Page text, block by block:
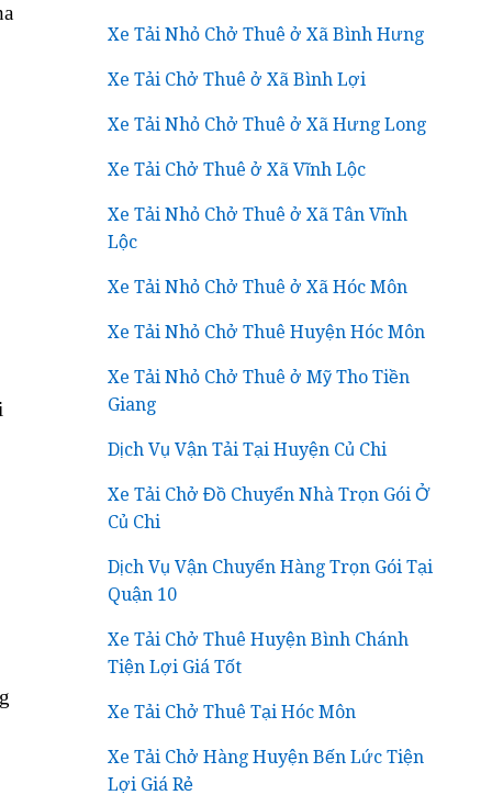
Xe Tải Nhỏ Chở Thuê ở Xã Bình Hưng
Xe Tải Chở Thuê ở Xã Bình Lợi
Xe Tải Nhỏ Chở Thuê ở Xã Hưng Long
Xe Tải Chở Thuê ở Xã Vĩnh Lộc
Xe Tải Nhỏ Chở Thuê ở Xã Tân Vĩnh
Lộc
Xe Tải Nhỏ Chở Thuê ở Xã Hóc Môn
Xe Tải Nhỏ Chở Thuê Huyện Hóc Môn
Xe Tải Nhỏ Chở Thuê ở Mỹ Tho Tiền
Giang
Dịch Vụ Vận Tải Tại Huyện Củ Chi
Xe Tải Chở Đồ Chuyển Nhà Trọn Gói Ở
Củ Chi
Dịch Vụ Vận Chuyển Hàng Trọn Gói Tại
Quận 10
Xe Tải Chở Thuê Huyện Bình Chánh
Tiện Lợi Giá Tốt
Xe Tải Chở Thuê Tại Hóc Môn
Xe Tải Chở Hàng Huyện Bến Lức Tiện
Lợi Giá Rẻ